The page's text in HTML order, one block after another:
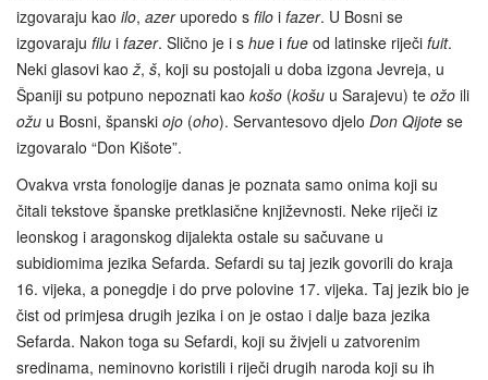
izgovaraju kao ilo, azeruporedo s filo i fazer. U Bosni se
izgovaraju filu i fazer. Slično je i s hue i fue od latinske riječi fuit.
Neki glasovi kao ž, š, koji su postojali u doba izgona Jevreja, u
Španiji su potpuno nepoznati kao košo (košu u Sarajevu) te ožo ili
ožu u Bosni, španski ojo (oho). Servantesovo djelo Don Qijote se
izgovaralo “Don Kišote”.
Ovakva vrsta fonologije danas je poznata samo onima koji su
čitali tekstove španske pretklasične književnosti. Neke riječi iz
leonskog i aragonskog dijalekta ostale su sačuvane u
subidiomima jezika Sefarda. Sefardi su taj jezik govorili do kraja
16. vijeka, a ponegdje i do prve polovine 17. vijeka. Taj jezik bio je
čist od primjesa drugih jezika i on je ostao i dalje baza jezika
Sefarda. Nakon toga su Sefardi, koji su živjeli u zatvorenim
sredinama, neminovno koristili i riječi drugih naroda koji su ih